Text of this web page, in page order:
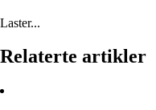
Laster...
Relaterte artikler